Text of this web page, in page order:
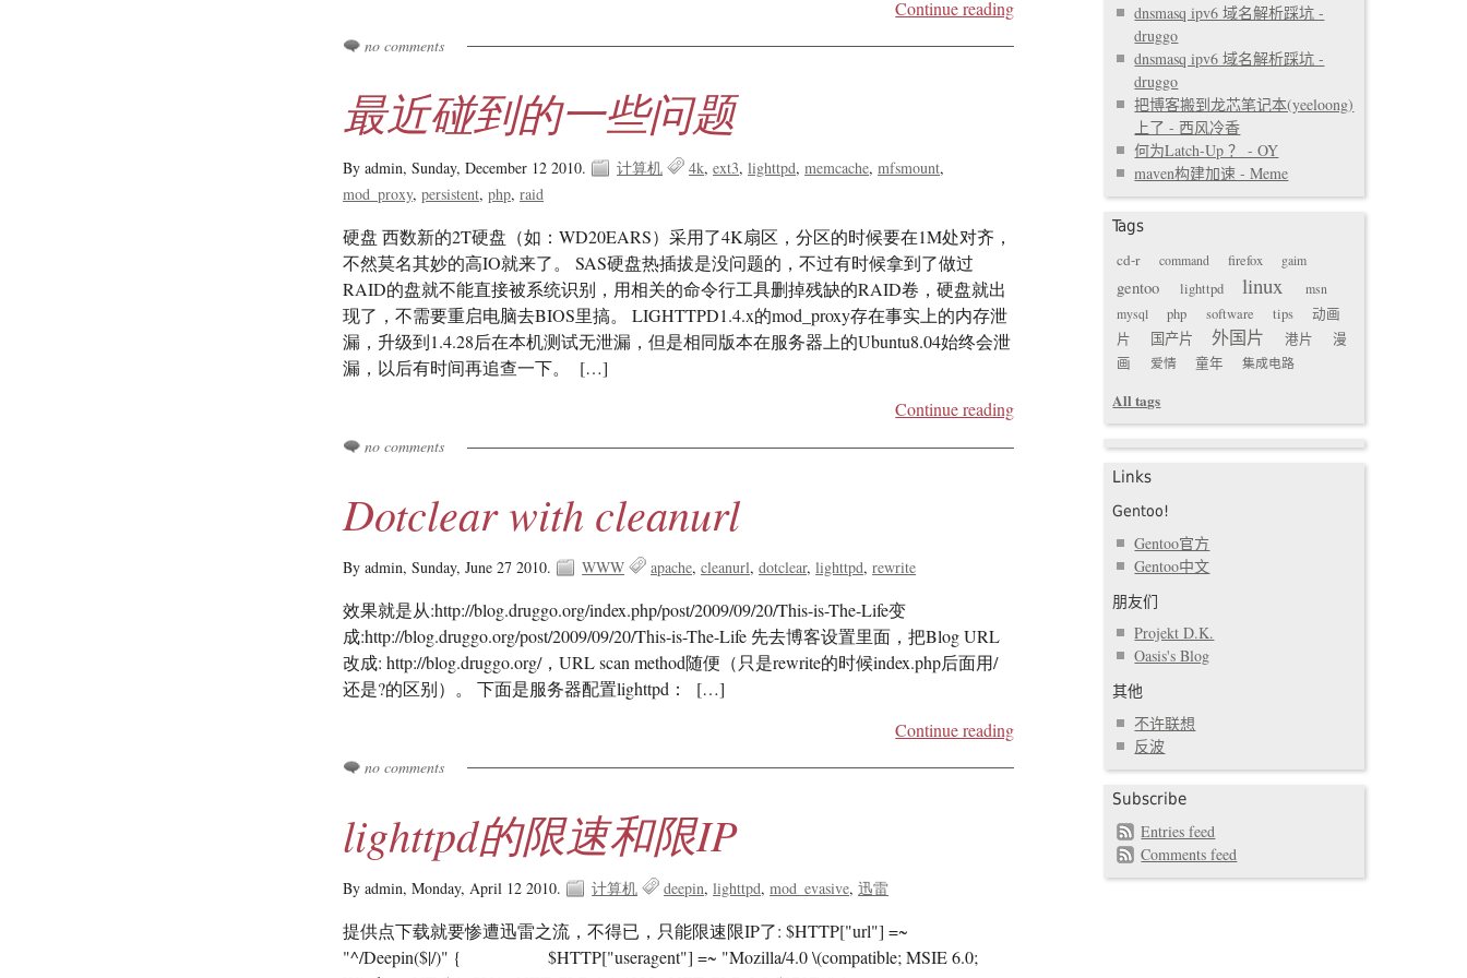
Continue reading
no comments
最近碰到的一些问题
By admin,Sunday, December 12 2010. 计算机 4k ext3 lighttpd memcache mfsmount
mod_proxy persistent php raid
硬盘 西数新的2T硬盘（如：WD20EARS）采用了4K扇区，分区的时候要在1M处对齐，
不然莫名其妙的高IO就来了。 SAS硬盘热插拔是没问题的，不过有时候拿到了做过
RAID的盘就不能直接被系统识别，用相关的命令行工具删掉残缺的RAID卷，硬盘就出
现了，不需要重启电脑去BIOS里搞。 LIGHTTPD1.4.x的mod_proxy存在事实上的内存泄
漏，升级到1.4.28后在本机测试无泄漏，但是相同版本在服务器上的Ubuntu8.04始终会泄
漏，以后有时间再追查一下。 […]
Continue reading
no comments
Dotclear with cleanurl
By admin,Sunday, June 27 2010. WWW apache cleanurl dotclear lighttpd rewrite
效果就是从:http://blog.druggo.org/index.php/post/2009/09/20/This-is-The-Life变
成:http://blog.druggo.org/post/2009/09/20/This-is-The-Life 先去博客设置里面，把Blog URL
改成: http://blog.druggo.org/，URL scan method随便（只是rewrite的时候index.php后面用/
还是?的区别）。 下面是服务器配置lighttpd： […]
Continue reading
no comments
lighttpd的限速和限IP
By admin,Monday, April 12 2010. 计算机 deepin lighttpd mod_evasive 迅雷
提供点下载就要惨遭迅雷之流，不得已，只能限速限IP了: $HTTP["url"] =~
"^/Deepin($|/)" { $HTTP["useragent"] =~ "Mozilla/4.0 \(compatible; MSIE 6.0;
dnsmasq ipv6 域名解析踩坑 -
druggo
dnsmasq ipv6 域名解析踩坑 -
druggo
把博客搬到龙芯笔记本(yeeloong)
上了 - 西风冷香
何为Latch-Up ？ - OY
maven构建加速 - Meme
Tags
cd-r
command firefox gaim
gentoo lighttpd linux
msn
mysql
php software tips
动画
片
国产片 外国片 港片
漫
画
爱情 童年 集成电路
All tags
Links
Gentoo!
Gentoo官方
Gentoo中文
朋友们
Projekt D.K.
Oasis's Blog
其他
不许联想
反波
Subscribe
Entries feed
Comments feed